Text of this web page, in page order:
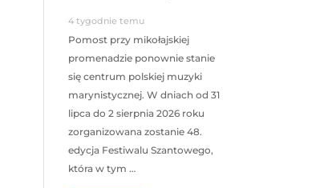
4 tygodnie temu
Pomost przy mikołajskiej
promenadzie ponownie stanie
się centrum polskiej muzyki
marynistycznej. W dniach od 31
lipca do 2 sierpnia 2026 roku
zorganizowana zostanie 48.
edycja Festiwalu Szantowego,
która w tym …